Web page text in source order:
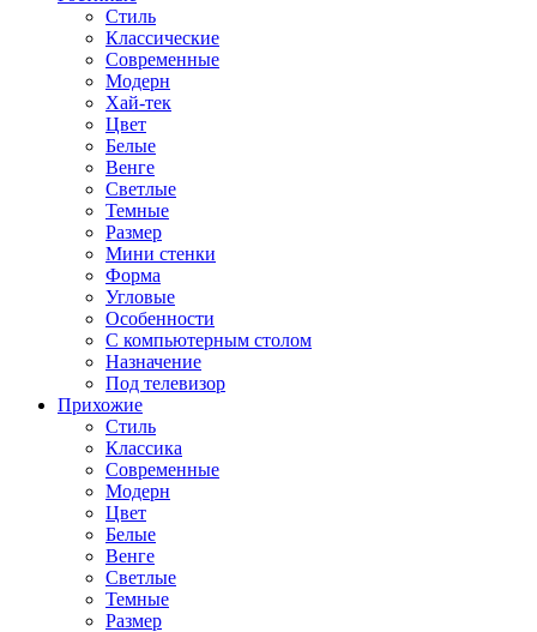
Стиль
Классические
Современные
Модерн
Хай-тек
Цвет
Белые
Венге
Светлые
Темные
Размер
Мини стенки
Форма
Угловые
Особенности
С компьютерным столом
Назначение
Под телевизор
Прихожие
Стиль
Классика
Современные
Модерн
Цвет
Белые
Венге
Светлые
Темные
Размер